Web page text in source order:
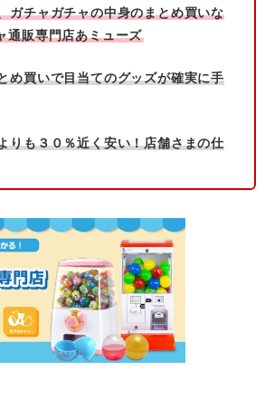
ガチャガチャの中身のまとめ買いな
通販専門店あミューズ
め買いで目当てのグッズが確実に手
りも３０％近く安い！店舗さまの仕